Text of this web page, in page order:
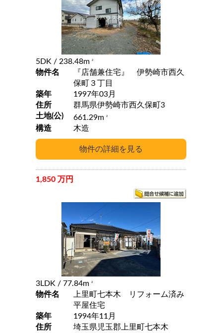
5DK / 238.48m 2
物件名
『店舗兼住宅』 伊勢崎市西久
保町３丁目
築年
1997年03月
住所
群馬県伊勢崎市西久保町3
土地(公)
661.29m 2
構造 木造
1,850 万円
3LDK / 77.84m 2
物件名
上里町七本木 リフォーム済み
平屋住宅
築年
1994年11月
住所
埼玉県児玉郡上里町七本木